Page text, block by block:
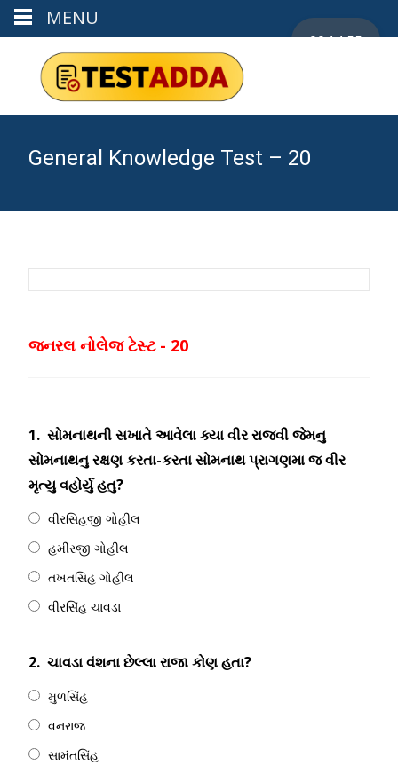
General Knowledge Test – 20
00:14:55
જનરલ નોલેજ ટેસ્ટ - 20
1. સોમનાથની સખાતે આવેલા ક્યા વીર રાજવી જેમનુ
સોમનાથનુ રક્ષણ કરતા-કરતા સોમનાથ પ્રાગણમા જ વીર
મૃત્યુ વહોર્યુ હતુ?
વીરસિહજી ગોહીલ
હમીરજી ગોહીલ
તખતસિહ ગોહીલ
વીરસિંહ ચાવડા
2. ચાવડા વંશના છેલ્લા રાજા કોણ હતા?
મુળસિંહ
વનરાજ
સામંતસિંહ
MENU